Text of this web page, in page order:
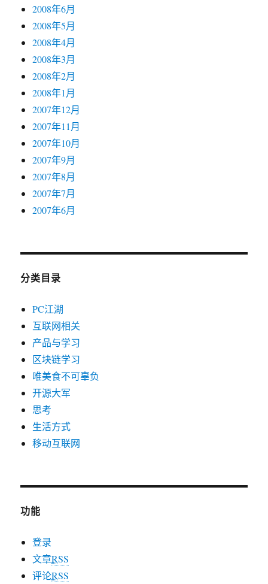
2008年6月
2008年5月
2008年4月
2008年3月
2008年2月
2008年1月
2007年12月
2007年11月
2007年10月
2007年9月
2007年8月
2007年7月
2007年6月
分类目录
PC江湖
互联网相关
产品与学习
区块链学习
唯美食不可辜负
开源大军
思考
生活方式
移动互联网
功能
登录
文章RSS
评论RSS